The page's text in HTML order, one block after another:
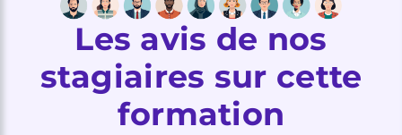
Les avis de nos
stagiaires sur cette
formation